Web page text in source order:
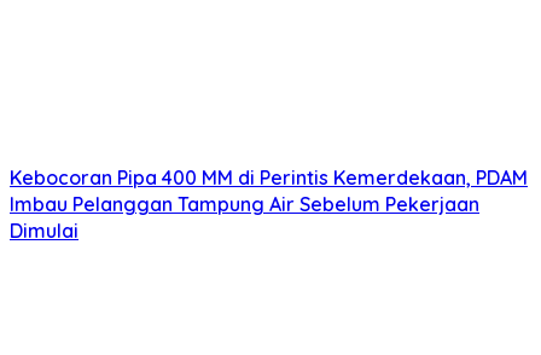
Kebocoran Pipa 400 MM di Perintis Kemerdekaan, PDAM
Imbau Pelanggan Tampung Air Sebelum Pekerjaan
Dimulai